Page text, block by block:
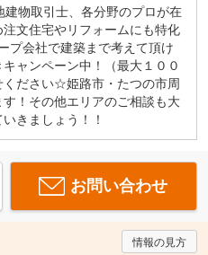
建物取引士、各分野のプロが在
文住宅やリフォームにも特化
プ会社で建築まで考えて頂け
ャンペーン中！（最大１００
ださい☆姫路市・たつの市周
！その他エリアのご相談も大
きましょう！！
お問い合わせ
情報の見方